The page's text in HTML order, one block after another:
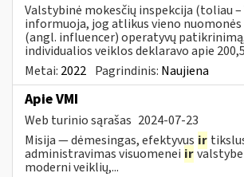
Valstybinė mokesčių inspekcija (toliau –
informuoja, jog atlikus vieno
(angl. influencer) operatyvų
individualios veiklos deklaravo apie
Metai: 2022 Pagrindinis: Naujiena
Apie VMI
Web turinio sąrašas 2024-07-23
Misija — dėmesingas, efektyvus ir
administravimas visuomenei ir
moderni veiklių,...